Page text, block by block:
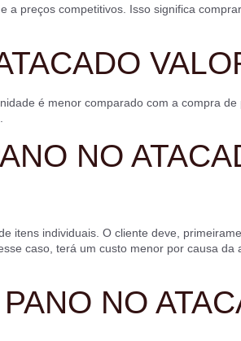
a preços competitivos. Isso significa
é menor comparado com a compra de
NO
itens individuais. O cliente deve,
caso, terá um custo menor por causa da
NO